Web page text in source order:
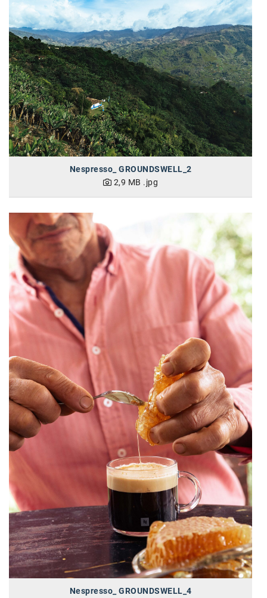
Kontakt
Nespresso_ GROUNDSWELL_2
2,9 MB .jpg
Nespresso_ GROUNDSWELL_4